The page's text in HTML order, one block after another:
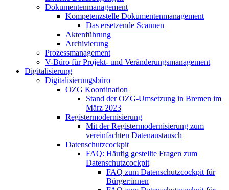
Dokumentenmanagement
Kompetenzstelle Dokumentenmanagement
Das ersetzende Scannen
Aktenführung
Archivierung
Prozessmanagement
V-Büro für Projekt- und Veränderungsmanagement
Digitalisierung
Digitalisierungsbüro
OZG Koordination
Stand der OZG-Umsetzung in Bremen im
März 2023
Registermodernisierung
Mit der Registermodernisierung zum
vereinfachten Datenaustausch
Datenschutzcockpit
FAQ: Häufig gestellte Fragen zum
Datenschutzcockpit
FAQ zum Datenschutzcockpit für
Bürger:innen